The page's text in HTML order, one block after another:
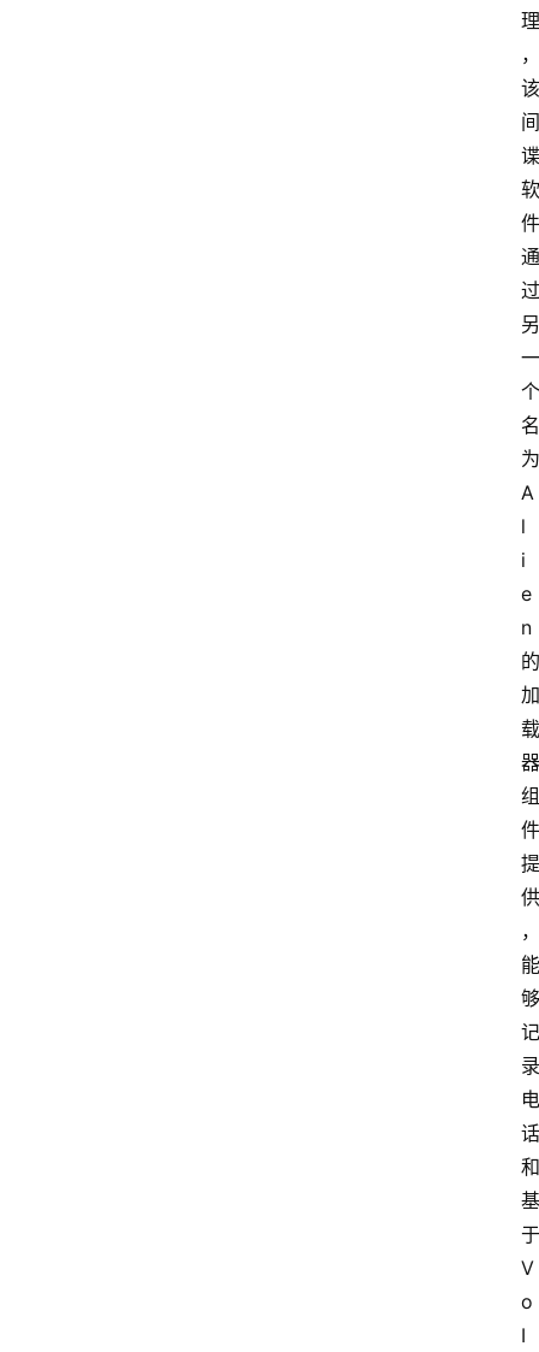
理
，
该
间
谍
软
件
通
过
另
一
个
名
为
A
l
i
e
n
的
加
载
器
组
件
提
供
，
能
够
记
录
电
话
和
基
于
V
o
I